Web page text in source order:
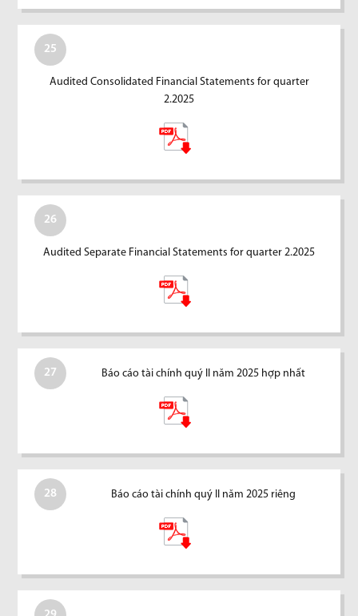
25
Audited Consolidated Financial Statements for quarter
2.2025
26
Audited Separate Financial Statements for quarter 2.2025
27 Báo cáo tài chính quý II năm 2025 hợp nhất
28 Báo cáo tài chính quý II năm 2025 riêng